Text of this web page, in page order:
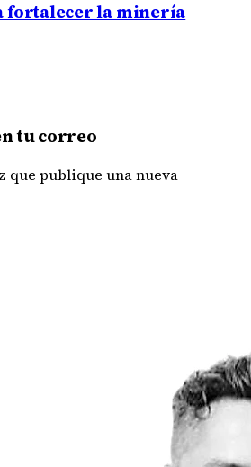
fortalecer la minería
tu correo
que publique una nueva